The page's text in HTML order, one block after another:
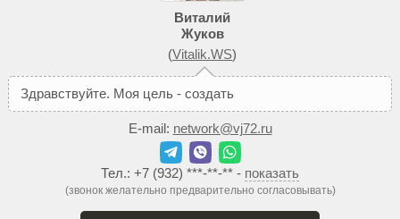
Виталий
Жуков
(Vitalik.WS)
Здравствуйте. Моя цель - создать
E-mail: network@vj72.ru
Тел.: +7 (932) ***-**-** - показать
(звонок желательно предварительно согласовывать)